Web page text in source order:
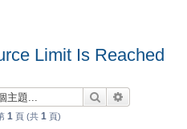
Limit Is Reached
搜尋
1 頁 (共 1 頁)